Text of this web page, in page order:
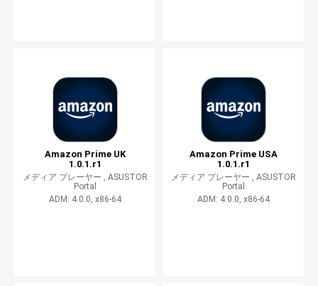
Amazon Prime UK
1.0.1.r1
メディア プレーヤー , ASUSTOR
Portal
ADM: 4.0.0, x86-64
Amazon Prime USA
1.0.1.r1
メディア プレーヤー , ASUSTOR
Portal
ADM: 4.0.0, x86-64